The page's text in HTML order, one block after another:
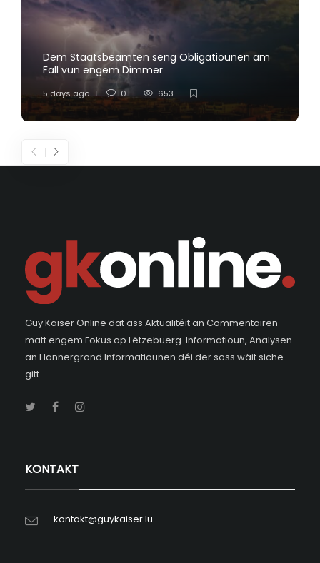
Dem Staatsbeamten seng Obligatiounen am
Fall vun engem Dimmer
5 days ago 0 653
Guy Kaiser Online dat ass Aktualitéit an Commentairen
matt engem Fokus op Lëtzebuerg. Informatioun, Analysen
an Hannergrond Informatiounen déi der soss wäit siche
gitt.
KONTAKT
kontakt@guykaiser.lu